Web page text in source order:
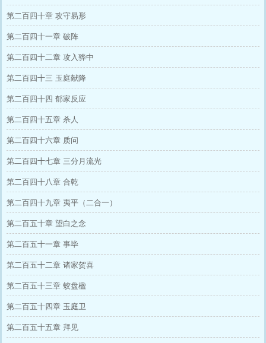
第二百四十章 攻守易形
第二百四十一章 破阵
第二百四十二章 攻入骅中
第二百四十三 玉庭献降
第二百四十四 郁家反应
第二百四十五章 杀人
第二百四十六章 质问
第二百四十七章 三分月流光
第二百四十八章 合乾
第二百四十九章 夷平（二合一）
第二百五十章 望白之念
第二百五十一章 事毕
第二百五十二章 诸家贺喜
第二百五十三章 蛟盘楹
第二百五十四章 玉庭卫
第二百五十五章 拜见